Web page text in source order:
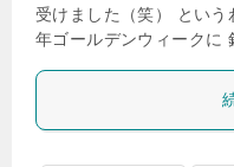
受けました（笑） という
年ゴールデンウィーク